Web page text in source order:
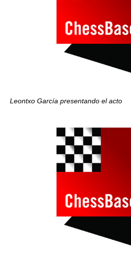
Leontxo García presentando el acto